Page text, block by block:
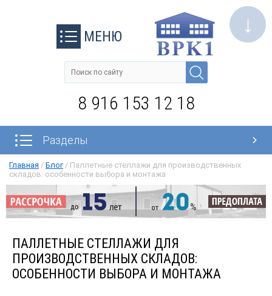
↓
МЕНЮ
8 916 153 12 18
Разделы
Главная / Блог/ Паллетные стеллажи для производственных
складов: особенности выбора и монтажа
ПАЛЛЕТНЫЕ СТЕЛЛАЖИ ДЛЯ
ПРОИЗВОДСТВЕННЫХ СКЛАДОВ:
ОСОБЕННОСТИ ВЫБОРА И МОНТАЖА